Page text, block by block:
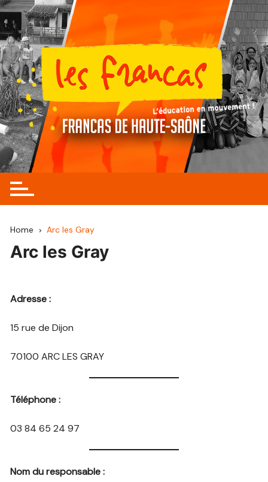
Skip
to
content
Home Arc les Gray
Arc les Gray
Adresse :
15 rue de Dijon
70100 ARC LES GRAY
Téléphone :
03 84 65 24 97
Nom du responsable :